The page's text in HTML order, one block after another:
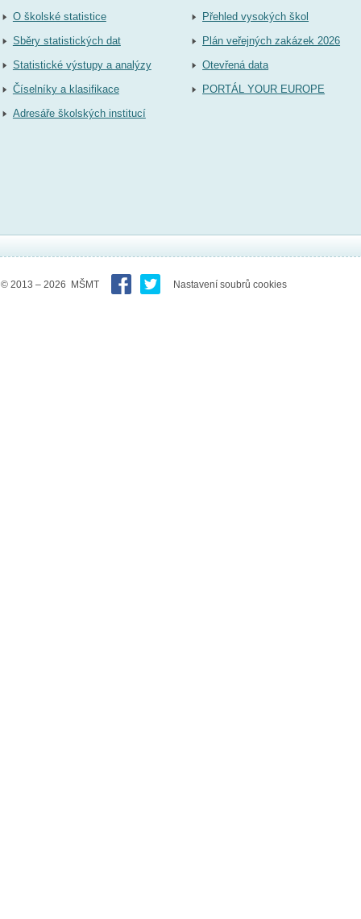
O školské statistice
Sběry statistických dat
Statistické výstupy a analýzy
Číselníky a klasifikace
Adresáře školských institucí
Přehled vysokých škol
Plán veřejných zakázek 2026
Otevřená data
PORTÁL YOUR EUROPE
© 2013 – 2026 MŠMT Nastavení soubrů cookies